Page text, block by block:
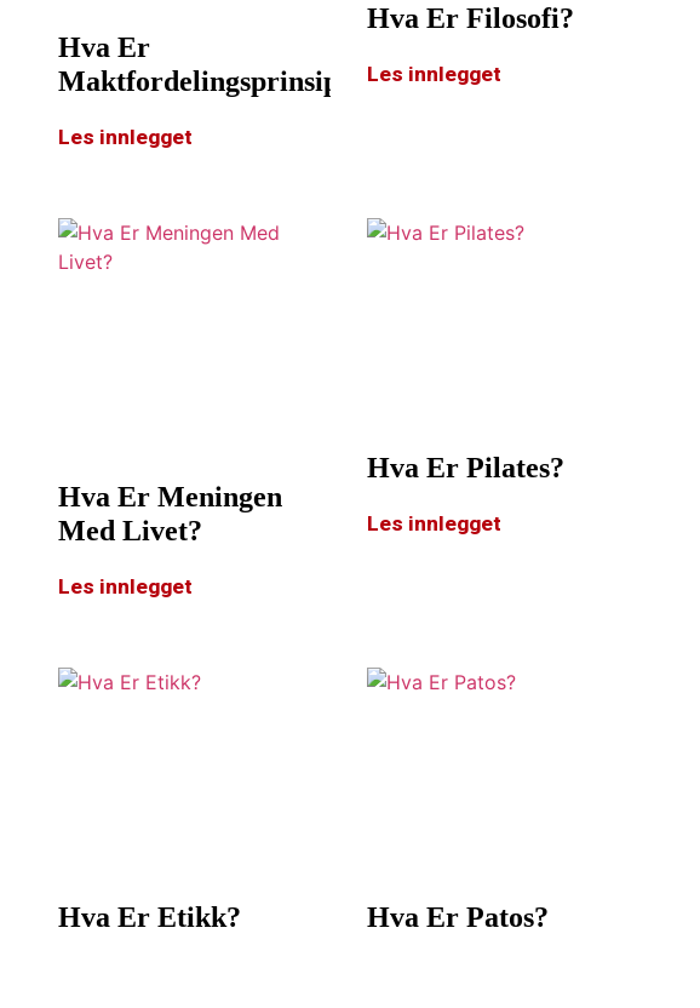
Hva Er
Maktfordelingsprinsippet?
Les innlegget
Hva Er Filosofi?
Les innlegget
Hva Er Meningen
Med Livet?
Les innlegget
Hva Er Pilates?
Les innlegget
Hva Er Etikk? Hva Er Patos?